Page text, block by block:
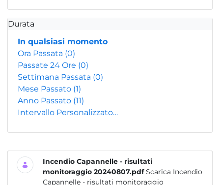
Durata
In qualsiasi momento
Ora Passata (0)
Passate 24 Ore (0)
Settimana Passata (0)
Mese Passato (1)
Anno Passato (11)
Intervallo Personalizzato…
Incendio Capannelle - risultati
monitoraggio 20240807.pdf Scarica Incendio
Capannelle - risultati monitoraggio